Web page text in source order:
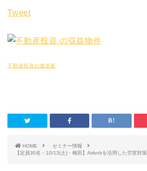
Tweet
不動産投資の健美家
HOME
セミナー情報
【定員30名・10/13(土)・梅田】Airbnbを活用した空室対策